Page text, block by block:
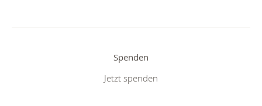
Spenden
Jetzt spenden